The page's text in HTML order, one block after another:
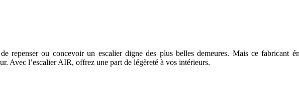
repenser ou concevoir un escalier digne des plus belles demeures. Mais ce fabricant
Avec l’escalier AIR, offrez une part de légèreté à vos intérieurs.